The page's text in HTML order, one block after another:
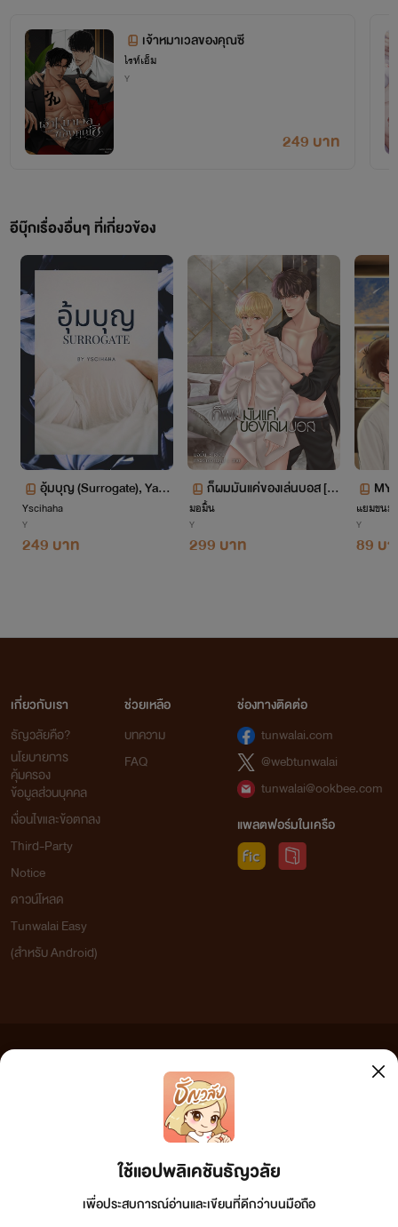
เจ้าหมาเวลของคุณซี
ไรท์เอ็ม
Y
249 บาท
อีบุ๊กเรื่องอื่นๆ ที่เกี่ยวข้อง
อุ้มบุญ (Surrogate), Yaoi,
ท้องได้, Mpreg, BL
Yscihaha
Y
249 บาท
ก็ผมมันแค่ของเล่นบอส [Ya
oi , Boy's Love]
มอมิ้น
Y
299 บาท
MY
นที่
แยมขนม
Y
89 บ
ใช้แอปพลิเคชันธัญวลัย
เพื่อประสบการณ์อ่านและเขียนที่ดีกว่าบนมือถือ
เกี่ยวกับเรา
ธัญวลัยคือ?
นโยบายการ
คุ้มครอง
ข้อมูลส่วนบุคคล
เงื่อนไขและข้อตกลง
Third-Party
Notice
ดาวน์โหลด
Tunwalai Easy
(สำหรับ Android)
ช่วยเหลือ
บทความ
FAQ
ช่องทางติดต่อ
tunwalai.com
@webtunwalai
tunwalai@ookbee.com
แพลตฟอร์มในเครือ
เว็บไซต์แห่งนี้ไม่ได้เห็นด้วยและไม่ขอรับผิดชอบต่อข้อความใดๆ ทั้งสิ้น ดังนั้นผู้อ่านทุกท่านโปรดใช้
วิจารณญาณในการกลั่นกรองด้วยตนเอง และหากท่านพบข้อความใดๆ ที่ขัดต่อกฎหมายและศีลธรรม
เพื่อทีมงานจะได้ดำเนินการในทันที ทั้งนี้ ทางเว็บไซต์ขอสงวน
ลิขสิทธิ์ตามพระราชบัญญัติลิขสิทธิ์ (ฉบับเพิ่มเติม) พ.ศ.2558